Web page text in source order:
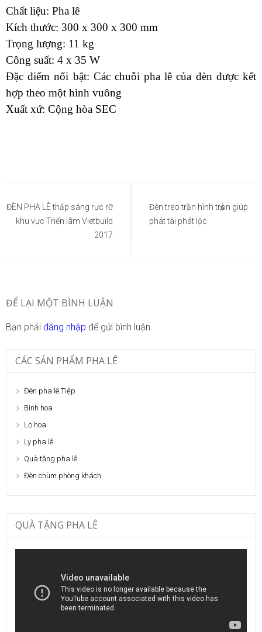
Chất liệu: Pha lê
Kích thước: 300 x 300 x 300 mm
Trọng lượng: 11 kg
Công suất: 4 x 35 W
Đặc điểm nổi bật: Các chuỗi pha lê của đèn được kết
hợp theo một hình vuông
Xuất xứ: Cộng hòa SEC
hướng
​ĐÈN PHA LÊ thắp sáng rực rỡ
khu vực Triển lãm Vietbuild
2017
Đèn treo trần hình tròn giúp
phát tài phát lộc
ĐỂ LẠI MỘT BÌNH LUẬN
Bạn phải đăng nhập để gửi bình luận.
CÁC SẢN PHẨM PHA LÊ
Đèn pha lê Tiệp
Bình hoa
Lọ hoa
Ly pha lê
Quà tặng pha lê
Đèn chùm phòng khách
QUÀ TẶNG PHA LÊ